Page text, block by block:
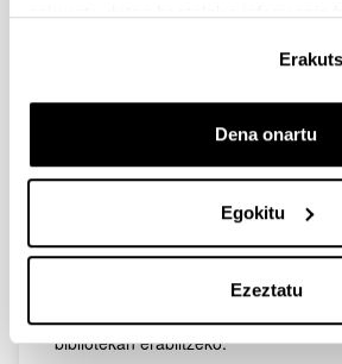
eskuratu duten bestelako informazio
Dena onartu
Egokitu
Ezeztatu
Ohiko ordutegia: 9:00 – 20:30
ordutegi
egunak eta beste ordutegi-
Biblioteka honek 272 irakurle
44 pertsonaren edukierarekin,
Aretoetan mahai gaineko
egin ahal izateko. Honez gain,
eramangarrien mailegu zerbitzua ere
bibliotekan erabiltzeko.